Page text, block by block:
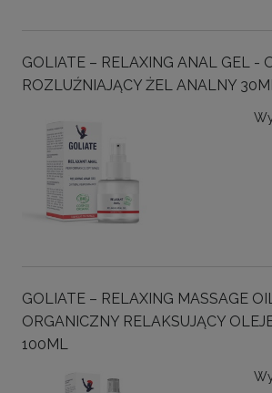
GOLIATE – RELAXING ANAL GEL -
ROZLUŹNIAJĄCY ŻEL ANALNY
GOLIATE – RELAXING MASSAGE
ORGANICZNY RELAKSUJĄCY
100ML